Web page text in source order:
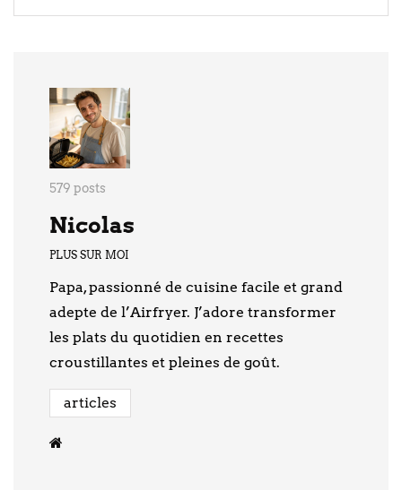
579 posts
Nicolas
PLUS SUR MOI
Papa, passionné de cuisine facile et grand
adepte de l’Airfryer. J’adore transformer
les plats du quotidien en recettes
croustillantes et pleines de goût.
articles